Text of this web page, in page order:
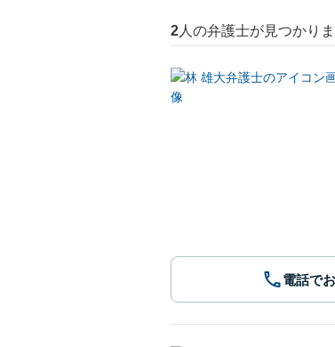
2 人の弁護士が見つかり
電話で